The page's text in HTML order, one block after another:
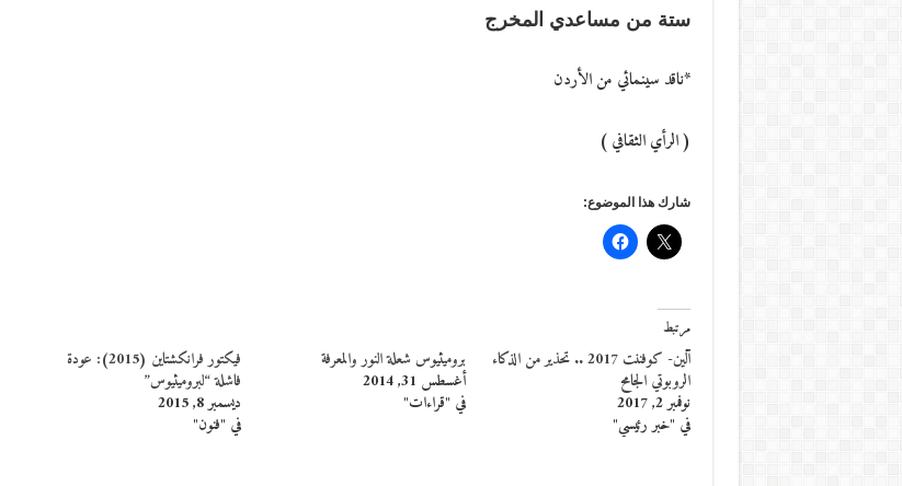
ستة من مساعدي المخرج
*ناقد سينمائي من الأردن
( الرأي الثقافي )
شارك هذا الموضوع:
مرتبط
آلين- كوفننت 2017 .. تحذير من الذكاء
الروبوتي الجامح
نوفمبر 2, 2017
في "خبر رئيسي"
بروميثيوس شعلة النور والمعرفة
أغسطس 31, 2014
في "قراءات"
فيكتور فرانكشتاين (2015): عودة
فاشلة “لبروميثيوس”
ديسمبر 8, 2015
في "فنون"